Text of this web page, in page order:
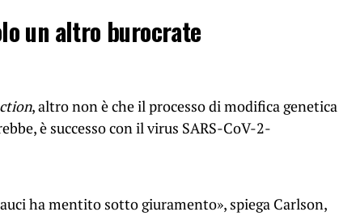
un altro burocrate
, altro non è che il processo di modifica genetica
è successo con il virus SARS-CoV-2-
ha mentito sotto giuramento», spiega Carlson,